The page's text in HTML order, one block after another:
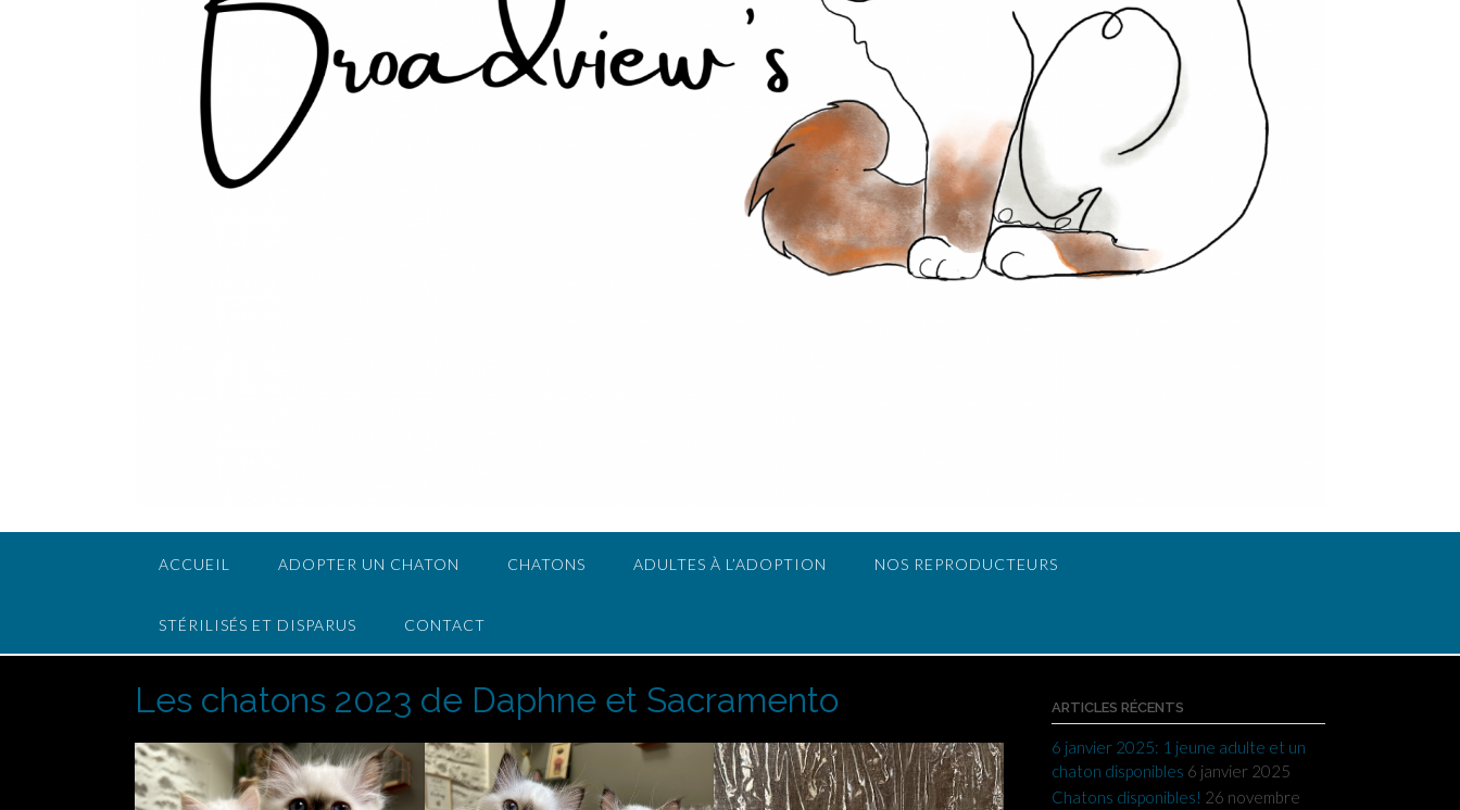
ACCUEIL ADOPTER UN CHATON CHATONS ADULTES À L’ADOPTION NOS REPRODUCTEURS
STÉRILISÉS ET DISPARUS CONTACT
Les chatons 2023 de Daphne et Sacramento ARTICLES RÉCENTS
6 janvier 2025: 1 jeune adulte et un
chaton disponibles 6 janvier 2025
Chatons disponibles! 26 novembre